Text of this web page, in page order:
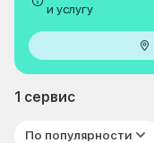
и услугу
1 сервис
По популярности